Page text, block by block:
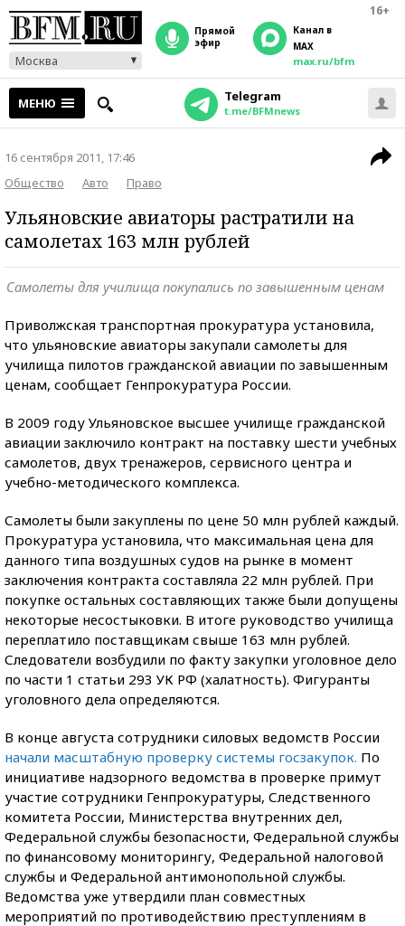
16+
Москва
прямой
эфир
Канал в
MAX
max.ru/bfm
МЕНЮ Telegram
t.me/BFMnews
16 сентября 2011, 17:46
Общество
Авто Право
Ульяновские авиаторы растратили на
самолетах 163 млн рублей
Самолеты для училища покупались по завышенным ценам
Приволжская транспортная прокуратура установила,
что ульяновские авиаторы закупали самолеты для
училища пилотов гражданской авиации по завышенным
ценам, сообщает Генпрокуратура России.
В 2009 году Ульяновское высшее училище гражданской
авиации заключило контракт на поставку шести учебных
самолетов, двух тренажеров, сервисного центра и
учебно-методического комплекса.
Самолеты были закуплены по цене 50 млн рублей каждый.
Прокуратура установила, что максимальная цена для
данного типа воздушных судов на рынке в момент
заключения контракта составляла 22 млн рублей. При
покупке остальных составляющих также были допущены
некоторые несостыковки. В итоге руководство училища
переплатило поставщикам свыше 163 млн рублей.
Следователи возбудили по факту закупки уголовное дело
по части 1 статьи 293 УК РФ (халатность). Фигуранты
уголовного дела определяются.
В конце августа сотрудники силовых ведомств России
начали масштабную проверку системы госзакупок. По
инициативе надзорного ведомства в проверке примут
участие сотрудники Генпрокуратуры, Следственного
комитета России, Министерства внутренних дел,
Федеральной службы безопасности, Федеральной службы
по финансовому мониторингу, Федеральной налоговой
службы и Федеральной антимонопольной службы.
Ведомства уже утвердили план совместных
мероприятий по противодействию преступлениям в